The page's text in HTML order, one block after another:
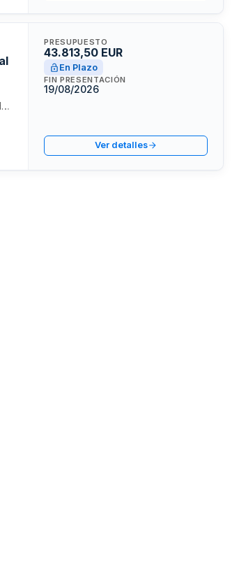
PRESUPUESTO
43.813,50 EUR
En Plazo
FIN PRESENTACIÓN
19/08/2026
Ver detalles